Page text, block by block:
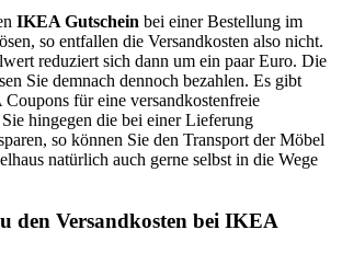
IKEA Gutschein bei einer Bestellung im
so entfallen die Versandkosten also nicht.
reduziert sich dann um ein paar Euro. Die
Sie demnach dennoch bezahlen. Es gibt
für eine versandkostenfreie
hingegen die bei einer Lieferung
so können Sie den Transport der Möbel
natürlich auch gerne selbst in die Wege
den Versandkosten bei IKEA